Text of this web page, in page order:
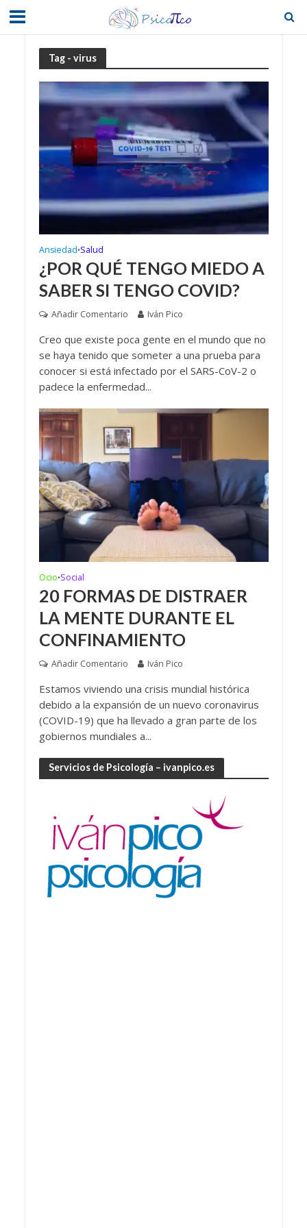
Tag - virus
Ansiedad•Salud
¿POR QUÉ TENGO MIEDO A
SABER SI TENGO COVID?
Añadir Comentario Iván Pico
Creo que existe poca gente en el mundo que no
se haya tenido que someter a una prueba para
conocer si está infectado por el SARS-CoV-2 o
padece la enfermedad...
Ocio•Social
20 FORMAS DE DISTRAER
LA MENTE DURANTE EL
CONFINAMIENTO
Añadir Comentario Iván Pico
Estamos viviendo una crisis mundial histórica
debido a la expansión de un nuevo coronavirus
(COVID-19) que ha llevado a gran parte de los
gobiernos mundiales a...
Servicios de Psicología – ivanpico.es